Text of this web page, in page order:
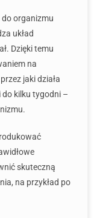
organizmu
układ
Dzięki temu
na
jaki działa
do kilku tygodni –
skuteczną
na przykład po